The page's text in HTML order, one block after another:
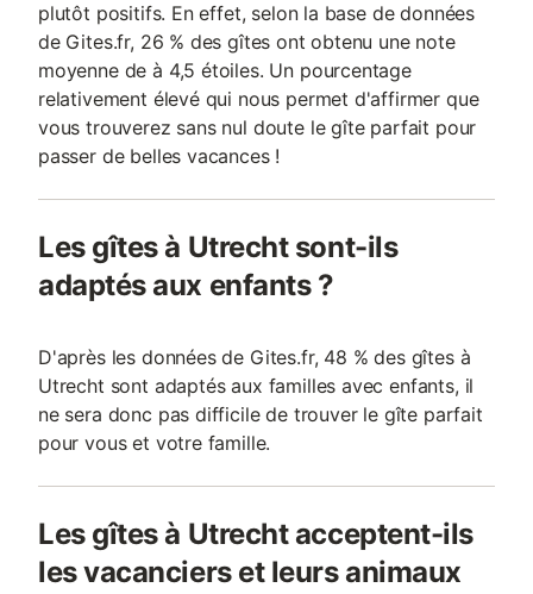
plutôt positifs. En effet, selon la base de données
de Gites.fr, 26 % des gîtes ont obtenu une note
moyenne de à 4,5 étoiles. Un pourcentage
relativement élevé qui nous permet d'affirmer que
vous trouverez sans nul doute le gîte parfait pour
passer de belles vacances !
Les gîtes à Utrecht sont-ils
adaptés aux enfants ?
D'après les données de Gites.fr, 48 % des gîtes à
Utrecht sont adaptés aux familles avec enfants, il
ne sera donc pas difficile de trouver le gîte parfait
pour vous et votre famille.
Les gîtes à Utrecht acceptent-ils
les vacanciers et leurs animaux